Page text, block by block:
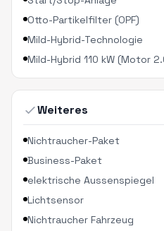
Otto-Partikelfilter (OPF)
Mild-Hybrid-Technologie
Mild-Hybrid 110 kW (Motor
Weiteres
Nichtraucher-Paket
Business-Paket
elektrische Aussenspiegel
Lichtsensor
Nichtraucher Fahrzeug